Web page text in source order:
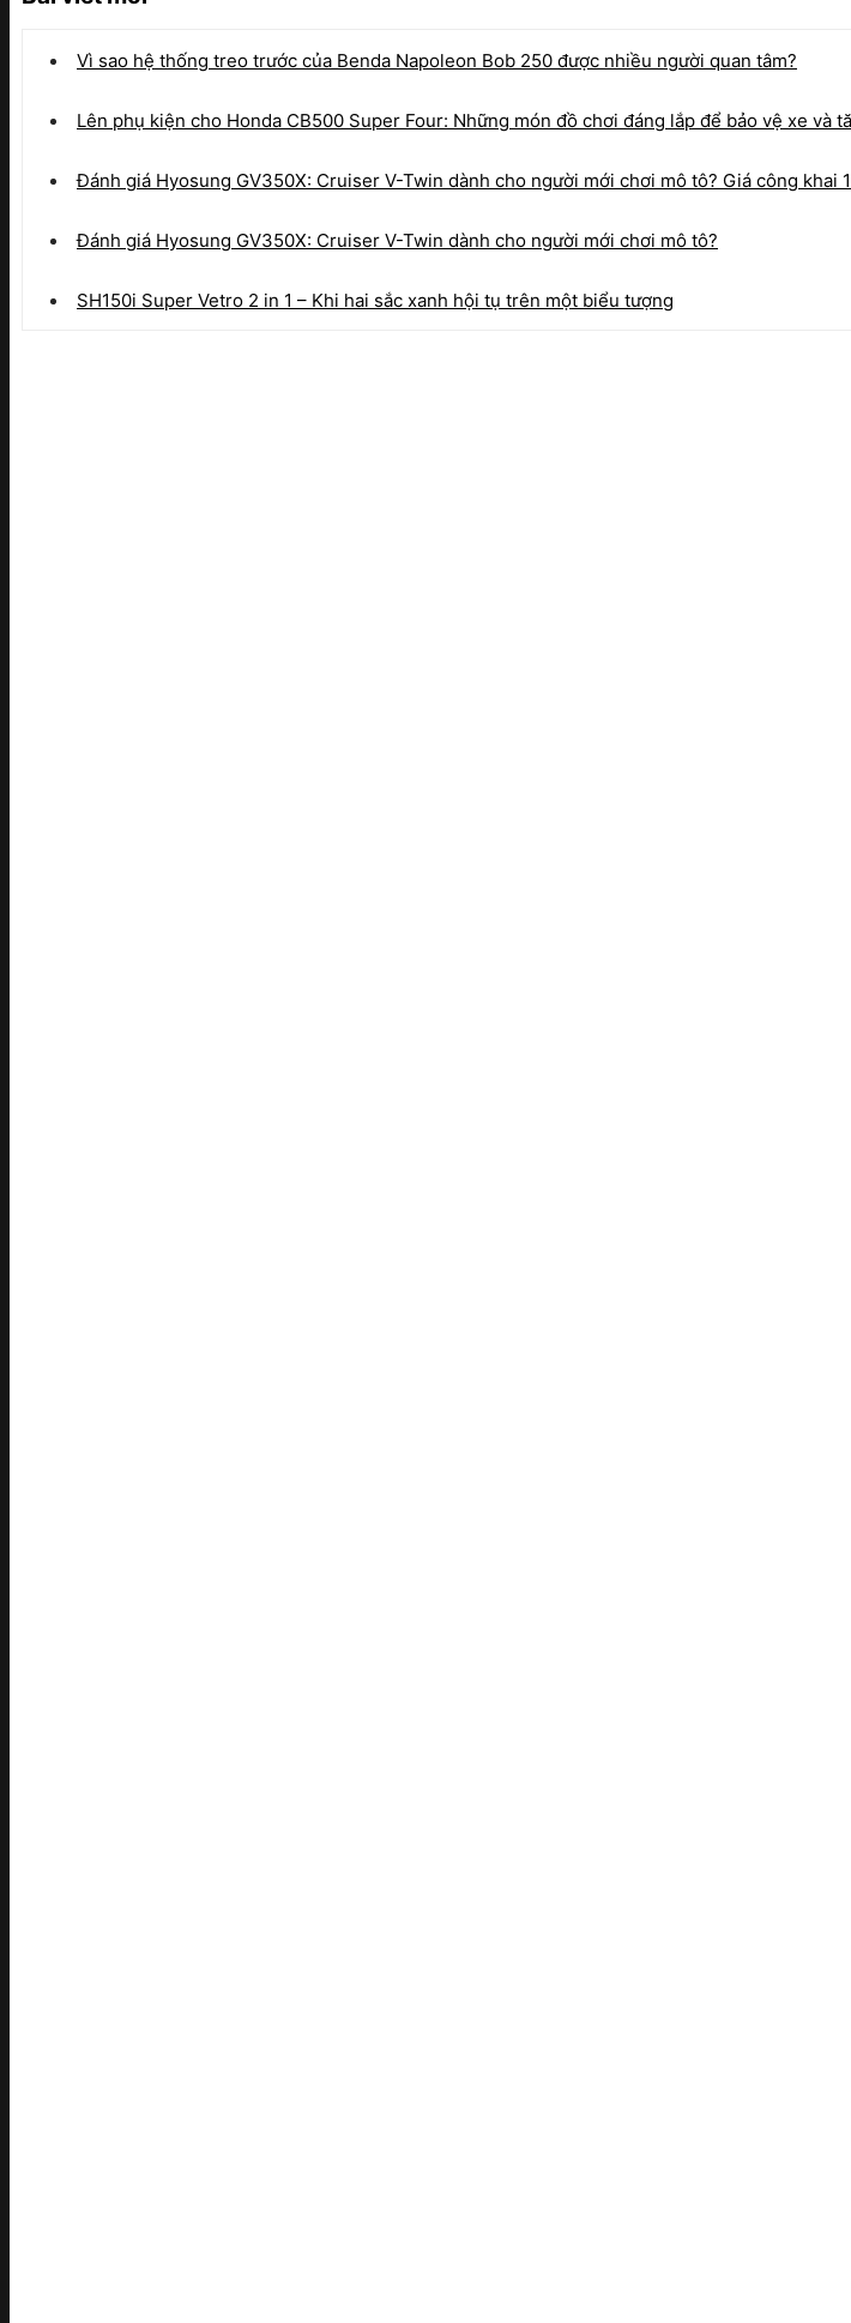
Vì sao hệ thống treo trước của Benda Napoleon Bob 250 được nhiều người quan tâm?
Lên phụ kiện cho Honda CB500 Super Four: Những món đồ chơi đáng lắp để bảo vệ xe và
Đánh giá Hyosung GV350X: Cruiser V-Twin dành cho người mới chơi mô tô? Giá công khai
Đánh giá Hyosung GV350X: Cruiser V-Twin dành cho người mới chơi mô tô?
SH150i Super Vetro 2 in 1 – Khi hai sắc xanh hội tụ trên một biểu tượng